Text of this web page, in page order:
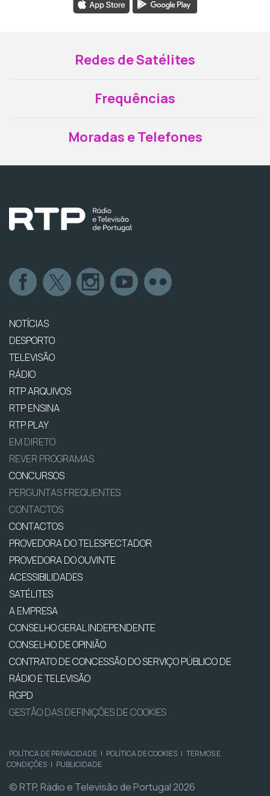
Redes de Satélites
Frequências
Moradas e Telefones
NOTÍCIAS
DESPORTO
TELEVISÃO
RÁDIO
RTP ARQUIVOS
RTP ENSINA
RTP PLAY
EM DIRETO
REVER PROGRAMAS
CONCURSOS
PERGUNTAS FREQUENTES
CONTACTOS
CONTACTOS
PROVEDORA DO TELESPECTADOR
PROVEDORA DO OUVINTE
ACESSIBILIDADES
SATÉLITES
A EMPRESA
CONSELHO GERAL INDEPENDENTE
CONSELHO DE OPINIÃO
CONTRATO DE CONCESSÃO DO SERVIÇO PÚBLICO DE
RÁDIO E TELEVISÃO
RGPD
GESTÃO DAS DEFINIÇÕES DE COOKIES
POLÍTICA DE PRIVACIDADE | POLÍTICA DE COOKIES | TERMOS E
CONDIÇÕES | PUBLICIDADE
© RTP, Rádio e Televisão de Portugal 2026